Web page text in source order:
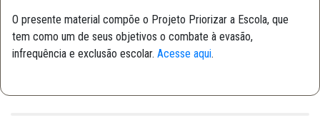
O presente material compõe o Projeto Priorizar a Escola, que
tem como um de seus objetivos o combate à evasão,
infrequência e exclusão escolar. Acesse aqui.